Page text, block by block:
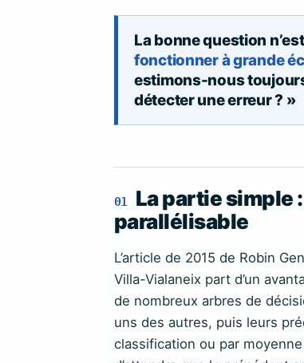
La bonne question
fonctionner à grande
estimons-nous
détecter une erreur ? »
01
La partie simple
parallélisable
L’article de 2015 de Robin
Villa-Vialaneix part d’un
de nombreux arbres de
uns des autres, puis leurs
classification ou par